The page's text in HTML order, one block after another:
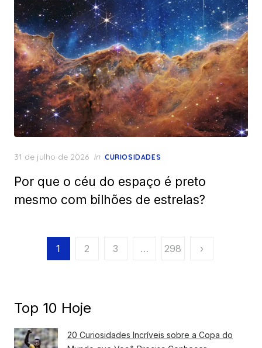
Posted
31 de julho de 2026 in CURIOSIDADES
Por que o céu do espaço é preto
mesmo com bilhões de estrelas?
Paginação
1 2 3 … 298 ›
Top 10 Hoje
20 Curiosidades Incríveis sobre a Copa do